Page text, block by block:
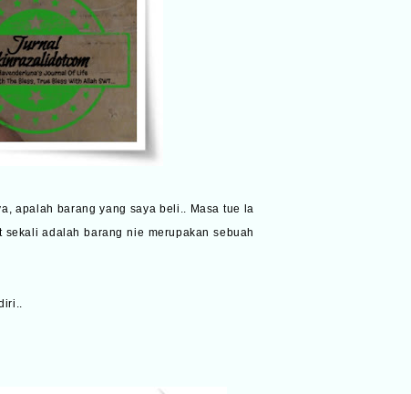
apalah barang yang saya beli.. Masa tue la
adalah barang nie merupakan sebuah